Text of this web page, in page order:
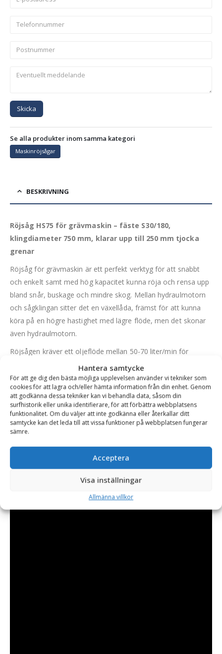
Hantera samtycke
För att ge dig den bästa möjliga upplevelsen använder vi tekniker som
cookies för att lagra och/eller hämta information från din enhet. Genom
att godkänna dessa tekniker kan vi behandla data, såsom din
surfhistorik eller unika identifierare, för att förbättra webbplatsens
funktionalitet. Om du väljer att inte godkänna eller återkallar ditt
samtycke kan det leda till att vissa funktioner på webbplatsen fungerar
sämre.
Acceptera
Visa inställningar
Allmänna villkor
Skicka
Se alla produkter inom samma kategori
Maskinröjsågar
BESKRIVNING
Röjsåg HS75 för grävmaskin – fäste S30/180,
klingdiameter 750 mm, klarar upp till 250 mm tjocka
grenar
Röjsåg för grävmaskin är ett perfekt verktyg för att snabbt
och enkelt samt med hög kapacitet kunna röja och rensa upp
bland snår, buskage och mindre skog. Mellan hydraulmotorn
och sågklingan sitter det en växellåda, främst för att kunna
köra på en högre hastighet med lägre flöde, men det skonar
även hydraulmotorn.
Röjsågen kräver ett oljeflöde mellan 50-70 liter/min för
maximal prestanda. Sågklingan har en diameter på 750 mm
och är av karbonstål. Den är perfekt för att röja med bland
snårig växtlighet, sly, buskage och mindre träd. Den klarar av
grenar och träd upp till 250 mm tjocka. Röjsågen är tillverkad
på Irland och levereras med fäste och hydraulslang.